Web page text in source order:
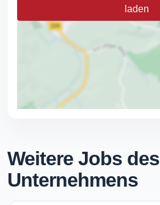
laden
Weitere Jobs des
Unternehmens